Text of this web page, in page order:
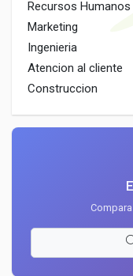
Recursos Humanos
Marketing
Ingenieria
Atencion al cliente
Construccion